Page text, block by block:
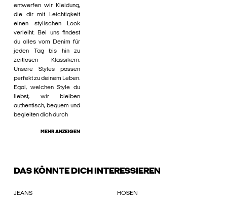
entwerfen wir Kleidung,
die dir mit Leichtigkeit
einen stylischen Look
verleiht. Bei uns findest
du alles vom Denim für
jeden Tag bis hin zu
zeitlosen Klassikern.
Unsere Styles passen
perfekt zu deinem Leben.
Egal, welchen Style du
liebst, wir bleiben
authentisch, bequem und
begleiten dich durch
MEHR ANZEIGEN
DAS KÖNNTE DICH INTERESSIEREN
JEANS HOSEN